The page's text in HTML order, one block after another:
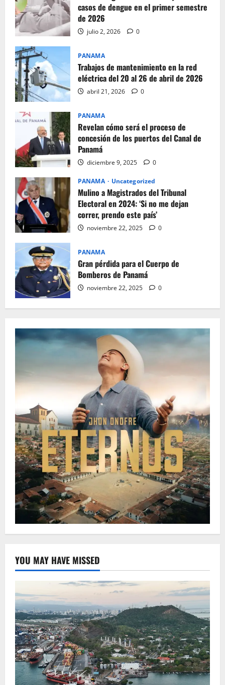
casos de dengue en el primer semestre
de 2026
julio 2, 2026 0
PANAMA
Trabajos de mantenimiento en la red
eléctrica del 20 al 26 de abril de 2026
abril 21, 2026 0
PANAMA
Revelan cómo será el proceso de
concesión de los puertos del Canal de
Panamá
diciembre 9, 2025 0
PANAMA Uncategorized
Mulino a Magistrados del Tribunal
Electoral en 2024: ‘Si no me dejan
correr, prendo este país’
noviembre 22, 2025 0
PANAMA
Gran pérdida para el Cuerpo de
Bomberos de Panamá
noviembre 22, 2025 0
YOU MAY HAVE MISSED